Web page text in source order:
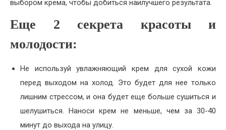
выбором крема, чтобы добиться наилучшего результата.
Еще 2 секрета красоты и
молодости:
Не используй увлажняющий крем для сухой кожи
перед выходом на холод. Это будет для нее только
лишним стрессом, и она будет еще больше сушиться и
шелушиться. Наноси крем не меньше, чем за 30-40
минут до выхода на улицу.